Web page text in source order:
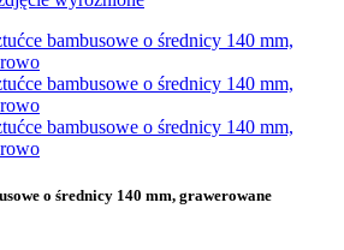
o średnicy 140 mm, grawerowane